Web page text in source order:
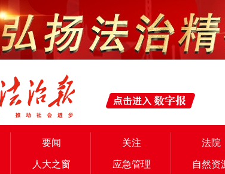
要闻 关注 法院
人大之窗 应急管理 自然资